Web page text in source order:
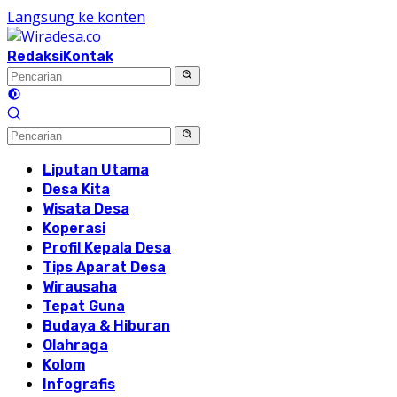
Langsung ke konten
RedaksiKontak
Liputan Utama
Desa Kita
Wisata Desa
Koperasi
Profil Kepala Desa
Tips Aparat Desa
Wirausaha
Tepat Guna
Budaya & Hiburan
Olahraga
Kolom
Infografis